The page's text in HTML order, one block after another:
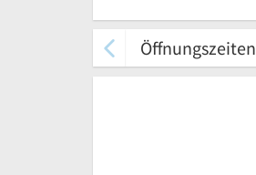
Öffnungszeiten